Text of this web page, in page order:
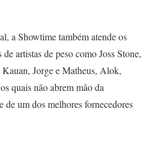
a Showtime também atende os
artistas de peso como Joss Stone,
Jorge e Matheus, Alok,
quais não abrem mão da
de um dos melhores fornecedores